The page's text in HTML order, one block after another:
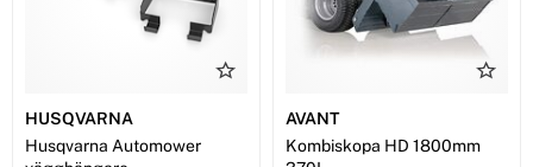
HUSQVARNA
Husqvarna Automower
AVANT
Kombiskopa HD 1800mm